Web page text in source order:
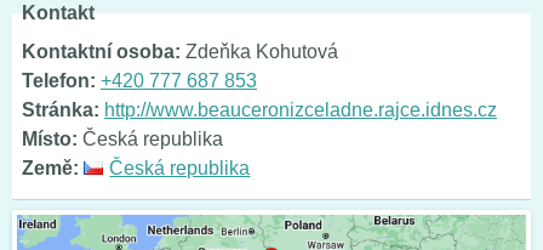
Kontakt
Kontaktní osoba: Zdeňka Kohutová
Telefon: +420 777 687 853
Stránka: http://www.beauceronizceladne.rajce.idnes.cz
Místo: Česká republika
Země:
Česká republika